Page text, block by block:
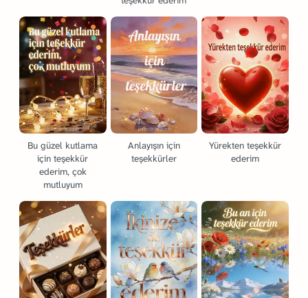
Bu güzel kutlama
için teşekkür
ederim, çok
mutluyum
Anlayışın için
teşekkürler
Yürekten teşekkür
ederim